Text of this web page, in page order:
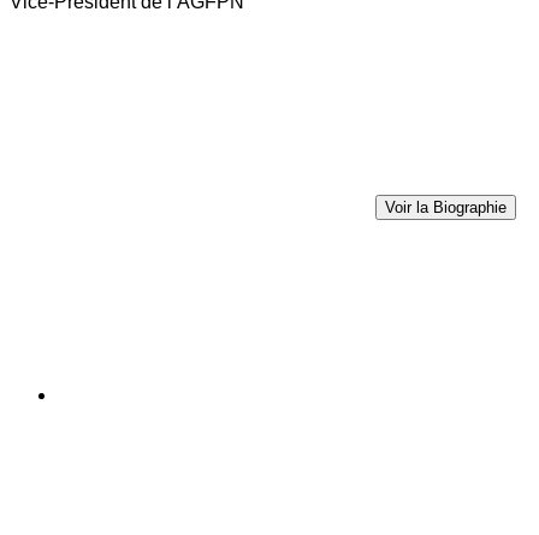
Voir la Biographie